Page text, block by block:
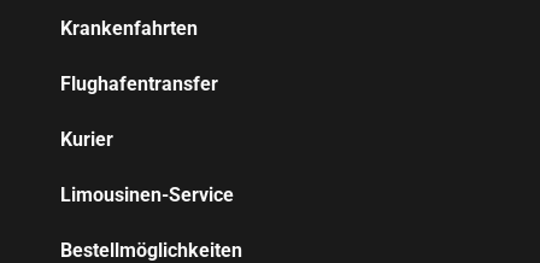
Krankenfahrten
Flughafentransfer
Kurier
Limousinen-Service
Bestellmöglichkeiten